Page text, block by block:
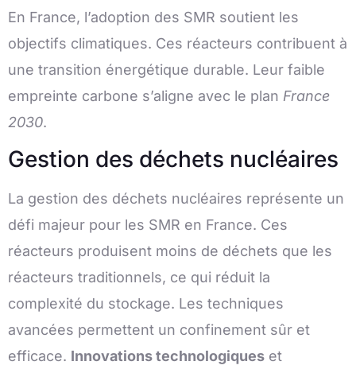
En France, l’adoption des SMR soutient les
objectifs climatiques. Ces réacteurs contribuent à
une transition énergétique durable. Leur faible
empreinte carbone s’aligne avec le plan France
2030.
Gestion des déchets nucléaires
La gestion des déchets nucléaires représente un
défi majeur pour les SMR en France. Ces
réacteurs produisent moins de déchets que les
réacteurs traditionnels, ce qui réduit la
complexité du stockage. Les techniques
avancées permettent un confinement sûr et
efficace. Innovations technologiques et